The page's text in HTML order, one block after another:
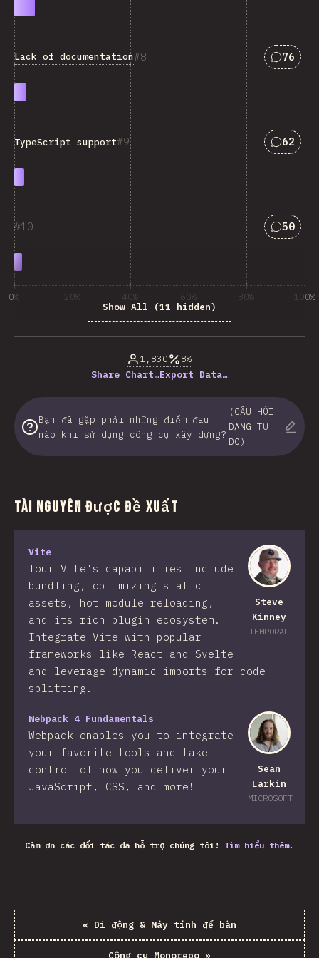
8
Lack of documentation 76
9
TypeScript support 62
10 50
Show All (11 hidden)
0% 20% 40% 60% 80% 100%
1,830
8%
Share Chart…Export Data…
Bạn đã gặp phải những điểm đau
nào khi sử dụng công cụ xây dựng?
(CÂU HỎI
DẠNG TỰ
DO)
Tài nguyên được đề xuất
Steve
Kinney
TEMPORAL
Vite
Tour Vite's capabilities include
bundling, optimizing static
assets, hot module reloading,
and its rich plugin ecosystem.
Integrate Vite with popular
frameworks like React and Svelte
and leverage dynamic imports for code
splitting.
Sean
Larkin
MICROSOFT
Webpack 4 Fundamentals
Webpack enables you to integrate
your favorite tools and take
control of how you deliver your
JavaScript, CSS, and more!​
Cảm ơn các đối tác đã hỗ trợ chúng tôi! Tìm hiểu thêm.
« Di động & Máy tính để bàn
Công cụ Monorepo »